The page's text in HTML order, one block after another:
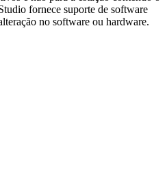
fornece suporte de software
no software ou hardware.